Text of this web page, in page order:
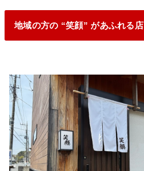
地域の方の “笑顔” があふれる店